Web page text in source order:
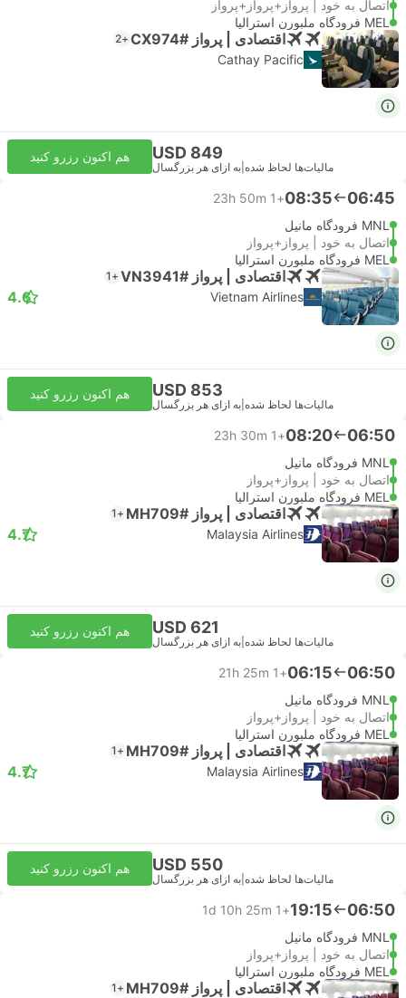
اتصال به خود | پرواز+پرواز+پرواز
MEL فرودگاه ملبورن استرالیا
اقتصادی | پرواز #CX974 +2
Cathay Pacific
USD 849
مالیات‌ها لحاظ شده به ازای هر بزرگسال
هم اکنون رزرو کنید
06:45
08:35
+1
23h 50m
MNL فرودگاه مانیل
اتصال به خود | پرواز+پرواز
MEL فرودگاه ملبورن استرالیا
اقتصادی | پرواز #VN3941 +1
Vietnam Airlines
4.6
USD 853
مالیات‌ها لحاظ شده به ازای هر بزرگسال
هم اکنون رزرو کنید
06:50
08:20
+1
23h 30m
MNL فرودگاه مانیل
اتصال به خود | پرواز+پرواز
MEL فرودگاه ملبورن استرالیا
اقتصادی | پرواز #MH709 +1
Malaysia Airlines
4.7
USD 621
مالیات‌ها لحاظ شده به ازای هر بزرگسال
هم اکنون رزرو کنید
06:50
06:15
+1
21h 25m
MNL فرودگاه مانیل
اتصال به خود | پرواز+پرواز
MEL فرودگاه ملبورن استرالیا
اقتصادی | پرواز #MH709 +1
Malaysia Airlines
4.7
USD 550
مالیات‌ها لحاظ شده به ازای هر بزرگسال
هم اکنون رزرو کنید
06:50
19:15
+1
1d 10h 25m
MNL فرودگاه مانیل
اتصال به خود | پرواز+پرواز
MEL فرودگاه ملبورن استرالیا
اقتصادی | پرواز #MH709 +1